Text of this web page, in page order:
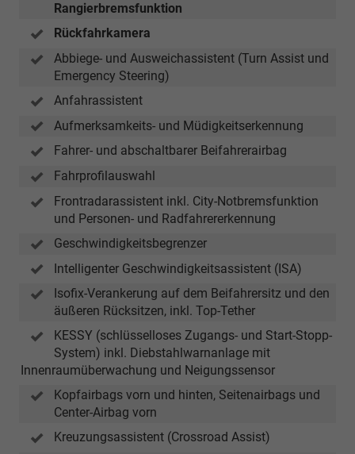
Rangierbremsfunktion
Rückfahrkamera
Abbiege- und Ausweichassistent (Turn Assist und
Emergency Steering)
Anfahrassistent
Aufmerksamkeits- und Müdigkeitserkennung
Fahrer- und abschaltbarer Beifahrerairbag
Fahrprofilauswahl
Frontradarassistent inkl. City-Notbremsfunktion
und Personen- und Radfahrererkennung
Geschwindigkeitsbegrenzer
Intelligenter Geschwindigkeitsassistent (ISA)
Isofix-Verankerung auf dem Beifahrersitz und den
äußeren Rücksitzen, inkl. Top-Tether
KESSY (schlüsselloses Zugangs- und Start-Stopp-
System) inkl. Diebstahlwarnanlage mit
Innenraumüberwachung und Neigungssensor
Kopfairbags vorn und hinten, Seitenairbags und
Center-Airbag vorn
Kreuzungsassistent (Crossroad Assist)